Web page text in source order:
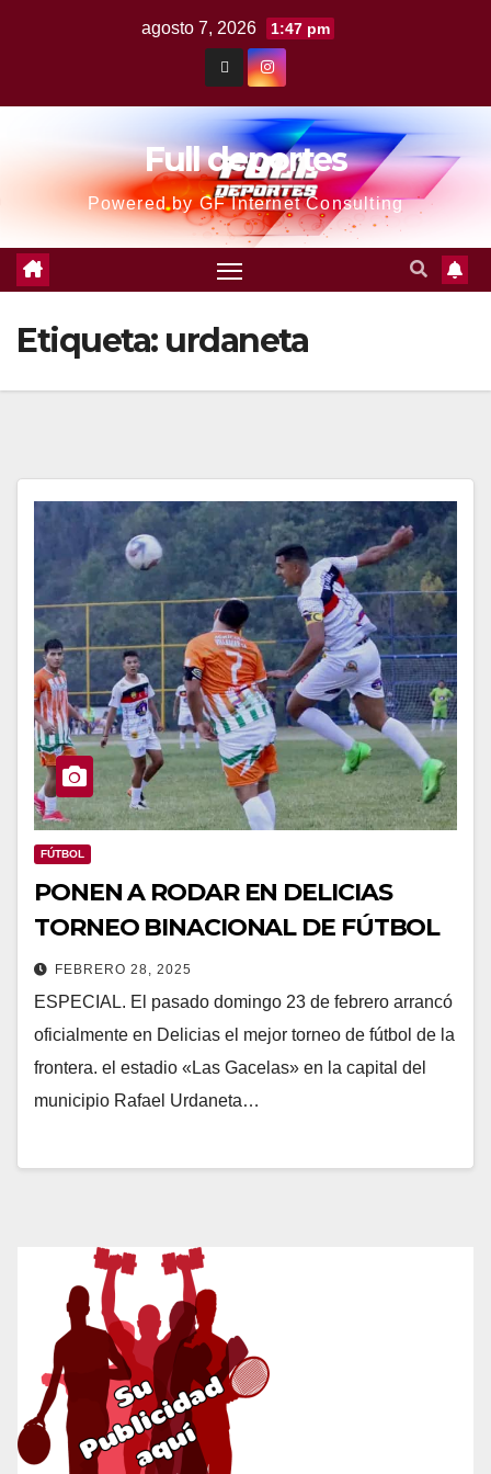
agosto 7, 2026 1:47 pm
Full deportes
Powered by GF Internet Consulting
Etiqueta: urdaneta
FÚTBOL
PONEN A RODAR EN DELICIAS
TORNEO BINACIONAL DE FÚTBOL
FEBRERO 28, 2025
ESPECIAL. El pasado domingo 23 de febrero arrancó
oficialmente en Delicias el mejor torneo de fútbol de la
frontera. el estadio «Las Gacelas» en la capital del
municipio Rafael Urdaneta…